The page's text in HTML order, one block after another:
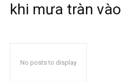
khi mưa tràn
No posts to display